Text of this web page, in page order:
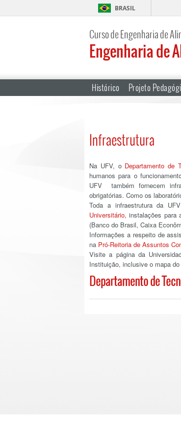
BRASIL
Curso de Engenharia de
Engenharia de
Histórico Projeto
Infraestrutura
Na UFV, o Departamento de
humanos para o
UFV também fornecem
obrigatórias. Como os
Toda a infraestrutura da
Universitário, instalações para
(Banco do Brasil, Caixa
Informações a respeito de
na Pró-Reitoria de Assuntos
Visite a página da
Instituição, inclusive o mapa
Departamento de